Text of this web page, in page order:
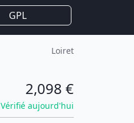
GPL
Loiret
2,098 €
Vérifié aujourd'hui